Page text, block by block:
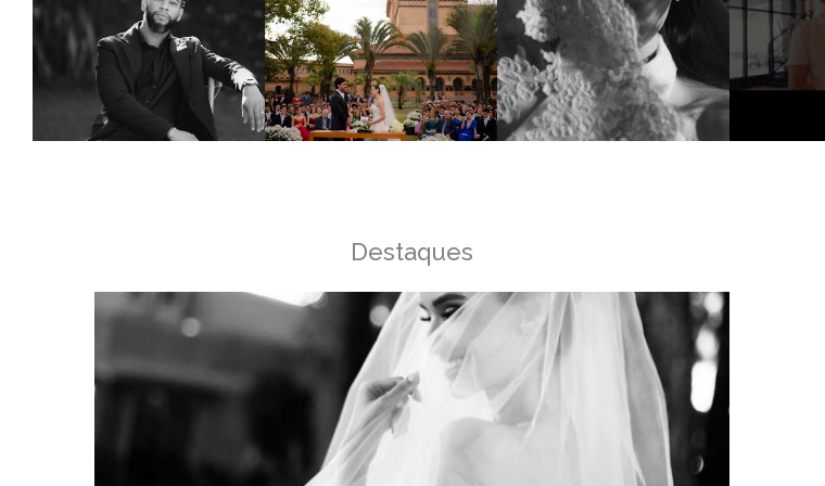
Destaques